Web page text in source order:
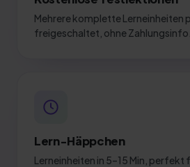
Mehrere komplette Lerneinheiten
freigeschaltet, ohne Zahlungsinfo.
Lern-Häppchen
Lerneinheiten in 5–15 Min, perfekt